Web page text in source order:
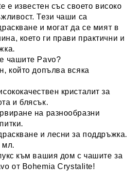
е известен със своето високо
. Тези чаши са
и могат да се мият в
което ги прави практични и
чашите Pavo?
, който допълва всяка
кристалит за
и блясък.
на разнообразни
.
и лесни за поддръжка.
мл.
към вашия дом с чашите за
от Bohemia Crystalite!